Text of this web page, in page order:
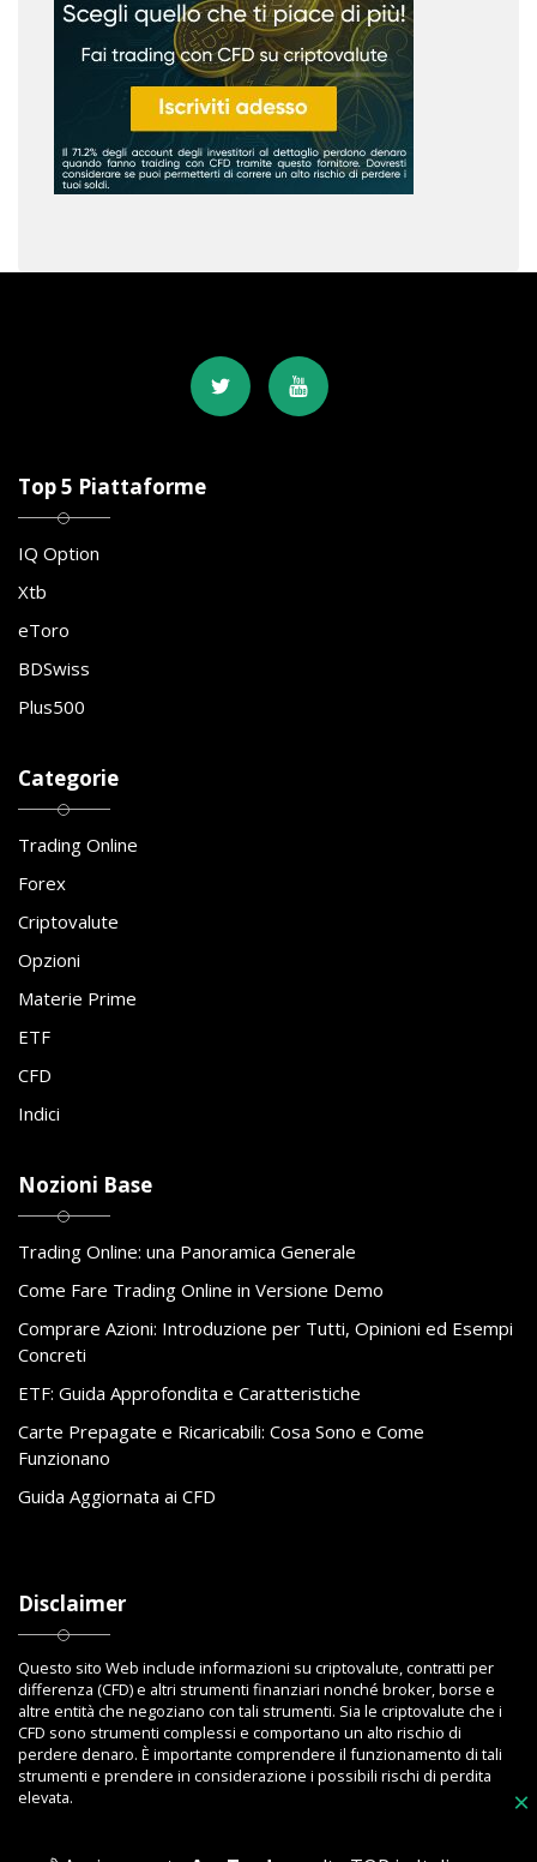
×
Top 5 Piattaforme
IQ Option
Xtb
eToro
BDSwiss
Plus500
Categorie
Trading Online
Forex
Criptovalute
Opzioni
Materie Prime
ETF
CFD
Indici
Nozioni Base
Trading Online: una Panoramica Generale
Come Fare Trading Online in Versione Demo
Comprare Azioni: Introduzione per Tutti, Opinioni ed Esempi
Concreti
ETF: Guida Approfondita e Caratteristiche
Carte Prepagate e Ricaricabili: Cosa Sono e Come
Funzionano
Guida Aggiornata ai CFD
Disclaimer
Questo sito Web include informazioni su criptovalute, contratti per
differenza (CFD) e altri strumenti finanziari nonché broker, borse e
altre entità che negoziano con tali strumenti. Sia le criptovalute che i
CFD sono strumenti complessi e comportano un alto rischio di
perdere denaro. È importante comprendere il funzionamento di tali
strumenti e prendere in considerazione i possibili rischi di perdita
elevata.